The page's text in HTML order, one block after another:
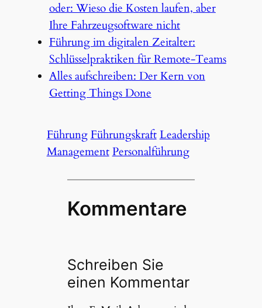
oder: Wieso die Kosten laufen, aber
Ihre Fahrzeugsoftware nicht
Führung im digitalen Zeitalter:
Schlüsselpraktiken für Remote-Teams
Alles aufschreiben: Der Kern von
Getting Things Done
Führung Führungskraft Leadership
Management Personalführung
Kommentare
Schreiben Sie
einen Kommentar